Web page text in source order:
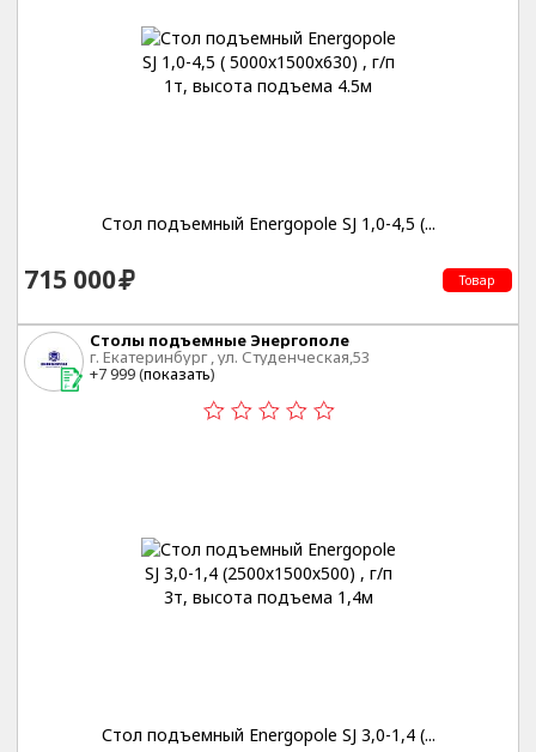
Стол подъемный Energopole SJ 1,0-4,5 (...
715 000 Товар
Столы подъемные Энергополе
г. Екатеринбург , ул. Студенческая,53
+7 999 (показать)
Стол подъемный Energopole SJ 3,0-1,4 (...